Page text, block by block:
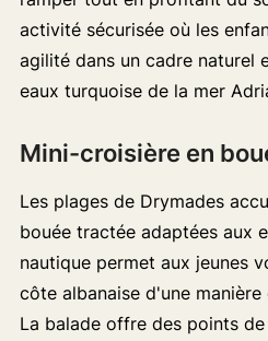
activité sécurisée où les
agilité dans un cadre naturel
eaux turquoise de la mer
Mini-croisière en
Les plages de Drymades
bouée tractée adaptées aux
nautique permet aux jeunes
côte albanaise d'une
La balade offre des points